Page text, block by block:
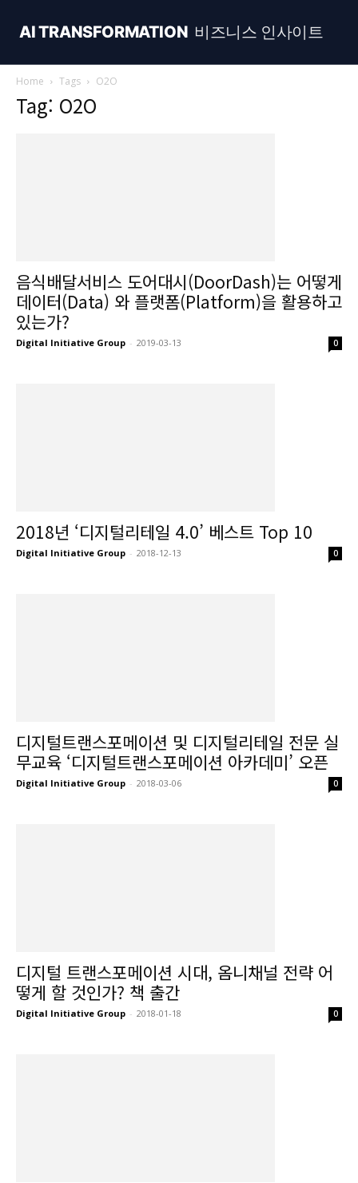
AI TRANSFORMATION 비즈니스 인사이트
Home Tags O2O
Tag: O2O
음식배달서비스 도어대시(DoorDash)는 어떻게
데이터(Data) 와 플랫폼(Platform)을 활용하고
있는가?
Digital Initiative Group - 2019-03-13 0
2018년 ‘디지털리테일 4.0’ 베스트 Top 10
Digital Initiative Group - 2018-12-13 0
디지털트랜스포메이션 및 디지털리테일 전문 실
무교육 ‘디지털트랜스포메이션 아카데미’ 오픈
Digital Initiative Group - 2018-03-06 0
디지털 트랜스포메이션 시대, 옴니채널 전략 어
떻게 할 것인가? 책 출간
Digital Initiative Group - 2018-01-18 0